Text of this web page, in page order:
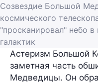
Созвездие Большой
космического
"просканировал" небо
галактик
Астеризм Большой
заметная часть
Медведицы. Он